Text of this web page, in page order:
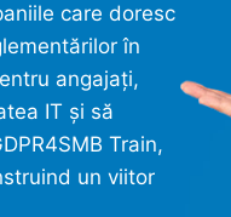
care doresc
în
angajați,
IT și să
Train,
un viitor